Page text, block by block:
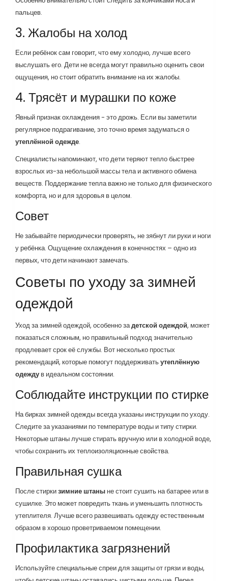
пальцев.
3. Жалобы на холод
Если ребёнок сам говорит, что ему холодно, лучше всего
выслушать его. Дети не всегда могут правильно оценить свои
ощущения, но стоит обратить внимание на их жалобы.
4. Трясёт и мурашки по коже
Явный признак охлаждения - это дрожь. Если вы заметили
регулярное подрагивание, это точно время задуматься о
утеплённой одежде.
Специалисты напоминают, что дети теряют тепло быстрее
взрослых из-за небольшой массы тела и активного обмена
веществ. Поддержание тепла важно не только для физического
комфорта, но и для здоровья в целом.
Совет
Не забывайте периодически проверять, не зябнут ли руки и ноги
у ребёнка. Ощущение охлаждения в конечностях – одно из
первых, что дети начинают замечать.
Советы по уходу за зимней
одеждой
Уход за зимней одеждой, особенно задетской одеждой, может
показаться сложным, но правильный подход значительно
продлевает срок её службы. Вот несколько простых
рекомендаций, которые помогут поддерживатьутеплённую
одежду в идеальном состоянии.
Соблюдайте инструкции по стирке
На бирках зимней одежды всегда указаны инструкции по уходу.
Следите за указаниями по температуре воды и типу стирки.
Некоторые штаны лучше стирать вручную или в холодной воде,
чтобы сохранить их теплоизоляционные свойства.
Правильная сушка
После стиркизимние штаны не стоит сушить на батарее или в
сушилке. Это может повредить ткань и уменьшить плотность
утеплителя. Лучше всего развешивать одежду естественным
образом в хорошо проветриваемом помещении.
Профилактика загрязнений
Используйте специальные спреи для защиты от грязи и воды,